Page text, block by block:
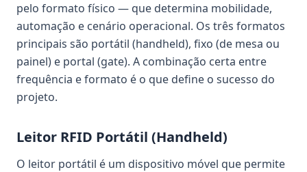
pelo formato físico — que determina mobilidade,
automação e cenário operacional. Os três formatos
principais são portátil (handheld), fixo (de mesa ou
painel) e portal (gate). A combinação certa entre
frequência e formato é o que define o sucesso do
projeto.
Leitor RFID Portátil (Handheld)
O leitor portátil é um dispositivo móvel que permite